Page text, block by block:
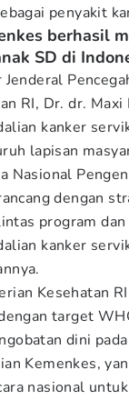
penyakit
berhasil
SD di
RI, Dr. dr.
kanker
lapisan
Nasional
dengan
program
kanker
Kesehatan
target
dini
Kemenkes,
nasional